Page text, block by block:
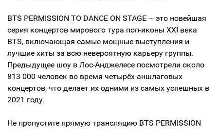
BTS PERMISSION TO DANCE ON STAGE – это новейшая
серия концертов мирового тура поп-иконы XXI века
BTS, включающая самые мощные выступления и
лучшие хиты за всю невероятную карьеру группы.
Предыдущее шоу в Лос-Анджелесе посмотрели около
813 000 человек во время четырёх аншлаговых
концертов, что делает их одними из самых успешных в
2021 году.
Не пропустите прямую трансляцию BTS PERMISSION